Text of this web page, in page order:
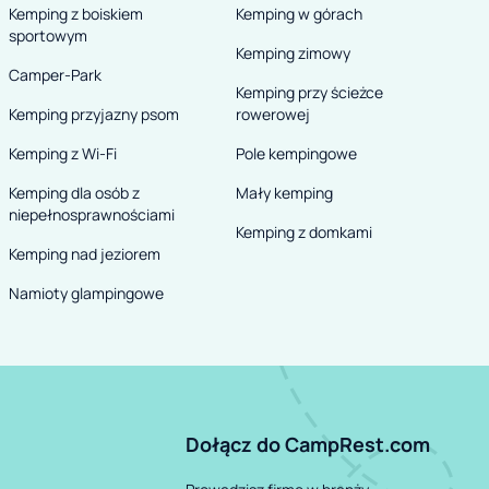
Kemping z boiskiem
sportowym
Camper-Park
Kemping przyjazny psom
Kemping z Wi-Fi
Kemping dla osób z
niepełnosprawnościami
Kemping nad jeziorem
Namioty glampingowe
Kemping w górach
Kemping zimowy
Kemping przy ścieżce
rowerowej
Pole kempingowe
Mały kemping
Kemping z domkami
Dołącz do CampRest.com